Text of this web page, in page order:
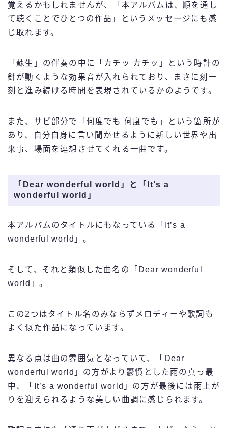
覚えるかもしれませんが、「本アルバムは、順を通し
て聴くことでひとつの作品」というメッセージにも感
じ取れます。
「蘇生」の伴奏の中に「カチッ カチッ」という時計の
針が動くような効果音が入れられており、まさに刻一
刻と進み続ける時間を表現されているかのようです。
また、サビ部分で「何度でも 何度でも」という箇所が
あり、自分自身に言い聞かせるように新しい世界や出
来事、場面を連想させてくれる一曲です。
「Dear wonderful world」と「It’s a
wonderful world」
本アルバムのタイトルにもなっている「It’s a
wonderful world」。
そして、それと類似した曲名の「Dear wonderful
world」。
この2つはタイトル名のみならずメロディーや歌詞も
よく似た作品になっています。
異なる点は曲の雰囲気となっていて、「Dear
wonderful world」の方がより鬱憤とした雨の真っ最
中、「It’s a wonderful world」の方が最後には雨上が
りを迎えられるような美しい曲調に感じられます。